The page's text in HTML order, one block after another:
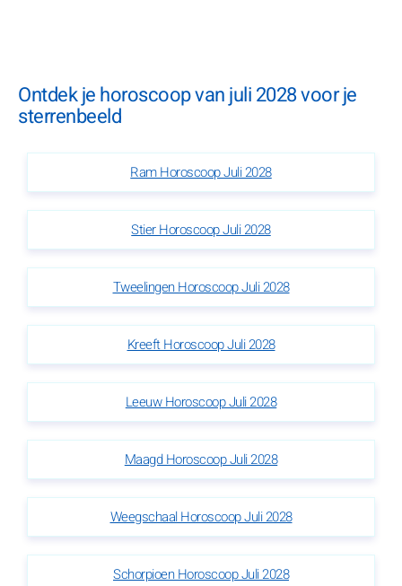
Ontdek je horoscoop van juli 2028 voor je
sterrenbeeld
Ram Horoscoop Juli 2028
Stier Horoscoop Juli 2028
Tweelingen Horoscoop Juli 2028
Kreeft Horoscoop Juli 2028
Leeuw Horoscoop Juli 2028
Maagd Horoscoop Juli 2028
Weegschaal Horoscoop Juli 2028
Schorpioen Horoscoop Juli 2028